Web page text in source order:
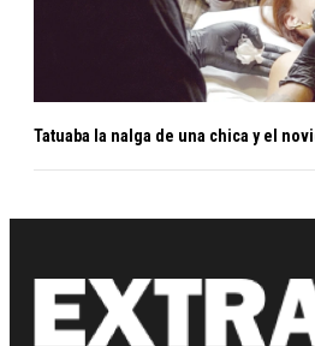
Tatuaba la nalga de una chica y el